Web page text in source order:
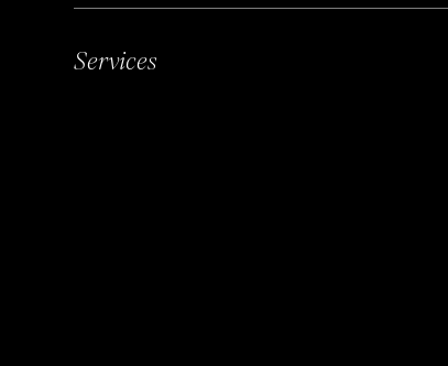
Services